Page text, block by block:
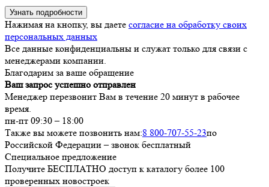
Узнать подробности
Нажимая на кнопку, вы даете согласие на обработку своих
персональных данных
Все данные конфиденциальны и служат только для связи с
менеджерами компании.
Благодарим за ваше обращение
Ваш запрос успешно отправлен
Менеджер перезвонит Вам в течение 20 минут в рабочее
время.
пн-пт 09:30 – 18:00
Также вы можете позвонить нам:8 800-707-55-23по
Российской Федерации – звонок бесплатный
Специальное предложение
Получите БЕСПЛАТНО доступ к каталогу более 100
проверенных новостроек